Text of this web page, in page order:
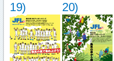
19)
20)